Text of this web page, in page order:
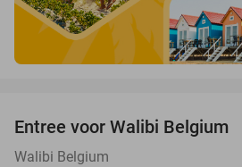
Entree voor Walibi Belgium
Walibi Belgium